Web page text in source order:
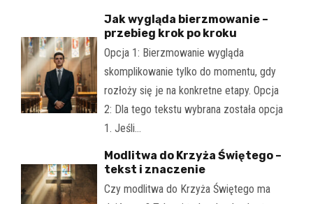
Jak wygląda bierzmowanie –
przebieg krok po kroku
Opcja 1: Bierzmowanie wygląda
skomplikowanie tylko do momentu, gdy
rozłoży się je na konkretne etapy. Opcja
2: Dla tego tekstu wybrana została opcja
1. Jeśli…
Modlitwa do Krzyża Świętego –
tekst i znaczenie
Czy modlitwa do Krzyża Świętego ma